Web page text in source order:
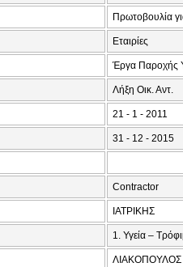
Πρωτοβουλία
Εταιρίες
Έργα Παροχής
Λήξη Οικ. Αντ.
21 - 1 - 2011
31 - 12 - 2015
Contractor
ΙΑΤΡΙΚΗΣ
1. Υγεία –
ΛΙΑΚΟΠΟΥΛΟΣ